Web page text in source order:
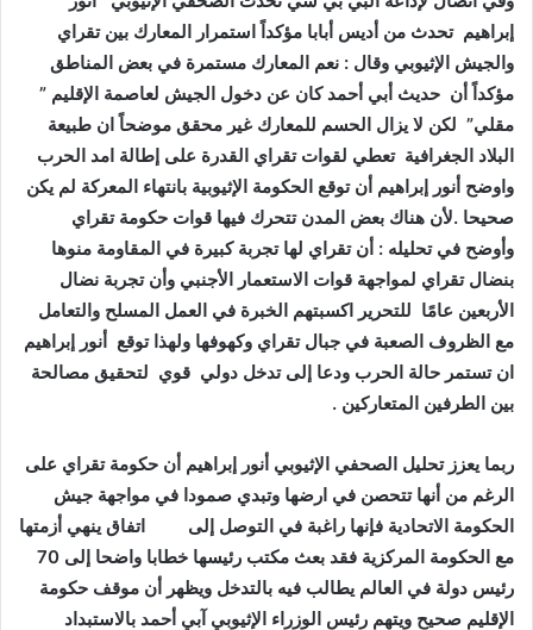
إبراهيم تحدث من أديس أبابا مؤكداً استمرار المعارك بين تقراي
والجيش الإثيوبي وقال : نعم المعارك مستمرة في بعض المناطق
مؤكداً أن حديث أبي أحمد كان عن دخول الجيش لعاصمة الإقليم ”
مقلي” لكن لا يزال الحسم للمعارك غير محقق موضحاً ان طبيعة
البلاد الجغرافية تعطي لقوات تقراي القدرة على إطالة امد الحرب
واوضح أنور إبراهيم أن توقع الحكومة الإثيوبية بانتهاء المعركة لم يكن
صحيحا .لأن هناك بعض المدن تتحرك فيها قوات حكومة تقراي
وأوضح في تحليله : أن تقراي لها تجربة كبيرة في المقاومة منوها
بنضال تقراي لمواجهة قوات الاستعمار الأجنبي وأن تجربة نضال
الأربعين عامًا للتحرير اكسبتهم الخبرة في العمل المسلح والتعامل
مع الظروف الصعبة في جبال تقراي وكهوفها ولهذا توقع أنور إبراهيم
ان تستمر حالة الحرب ودعا إلى تدخل دولي قوي لتحقيق مصالحة
بين الطرفين المتعاركين .
ربما يعزز تحليل الصحفي الإثيوبي أنور إبراهيم أن حكومة تقراي على
الرغم من أنها تتحصن في ارضها وتبدي صمودا في مواجهة جيش
الحكومة الاتحادية فإنها راغبة في التوصل إلى اتفاق ينهي أزمتها
مع الحكومة المركزية فقد بعث مكتب رئيسها خطابا واضحا إلى 70
رئيس دولة في العالم يطالب فيه بالتدخل ويظهر أن موقف حكومة
الإقليم صحيح ويتهم رئيس الوزراء الإثيوبي آبي أحمد بالاستبداد